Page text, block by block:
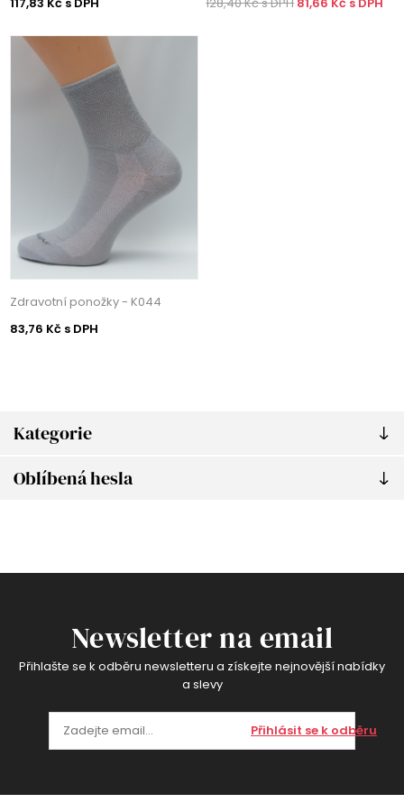
Kategorie
Oblíbená hesla
Zdravotní ponožky - K044
83,76 Kč s DPH
Newsletter na email
Přihlašte se k odběru newsletteru a získejte nejnovější nabídky
a slevy
Přihlásit se k odběru